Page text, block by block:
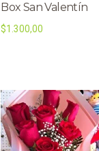
Box San Valentín
$1.300,00